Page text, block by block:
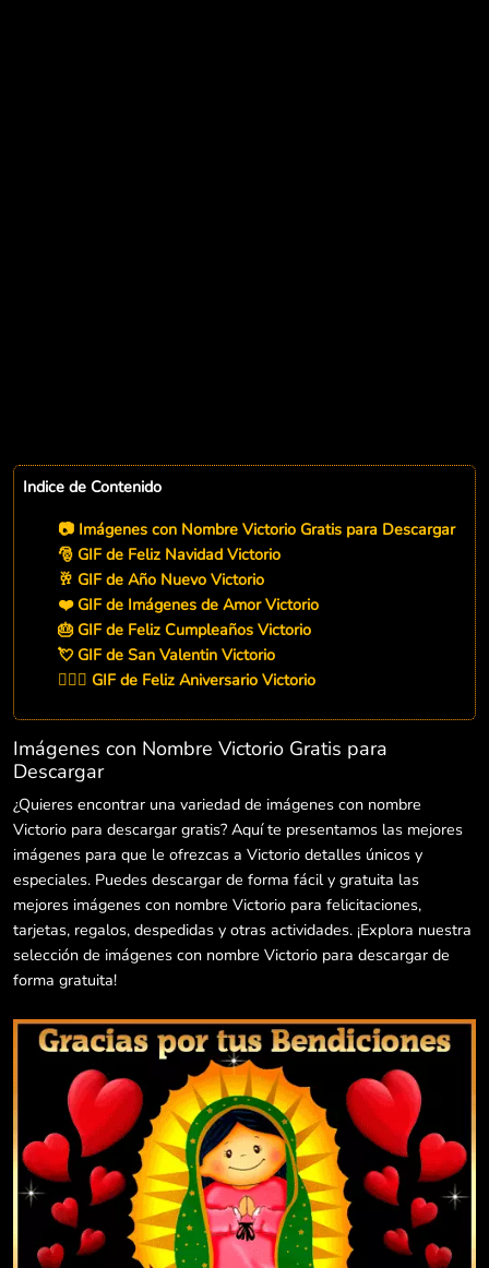
Indice de Contenido
📷 Imágenes con Nombre Victorio Gratis para Descargar
🎅 GIF de Feliz Navidad Victorio
🥂 GIF de Año Nuevo Victorio
❤️ GIF de Imágenes de Amor Victorio
🎂 GIF de Feliz Cumpleaños Victorio
💘 GIF de San Valentin Victorio
👨‍❤️‍👨 GIF de Feliz Aniversario Victorio
Imágenes con Nombre Victorio Gratis para
Descargar
¿Quieres encontrar una variedad de imágenes con nombre
Victorio para descargar gratis? Aquí te presentamos las mejores
imágenes para que le ofrezcas a Victorio detalles únicos y
especiales. Puedes descargar de forma fácil y gratuita las
mejores imágenes con nombre Victorio para felicitaciones,
tarjetas, regalos, despedidas y otras actividades. ¡Explora nuestra
selección de imágenes con nombre Victorio para descargar de
forma gratuita!